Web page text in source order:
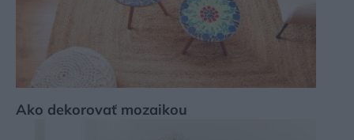
Ako dekorovať mozaikou